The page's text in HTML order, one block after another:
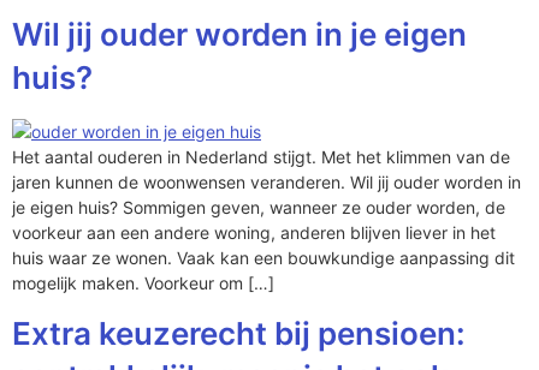
Wil jij ouder worden in je eigen
huis?
Het aantal ouderen in Nederland stijgt. Met het klimmen van de
jaren kunnen de woonwensen veranderen. Wil jij ouder worden in
je eigen huis? Sommigen geven, wanneer ze ouder worden, de
voorkeur aan een andere woning, anderen blijven liever in het
huis waar ze wonen. Vaak kan een bouwkundige aanpassing dit
mogelijk maken. Voorkeur om […]
Extra keuzerecht bij pensioen: